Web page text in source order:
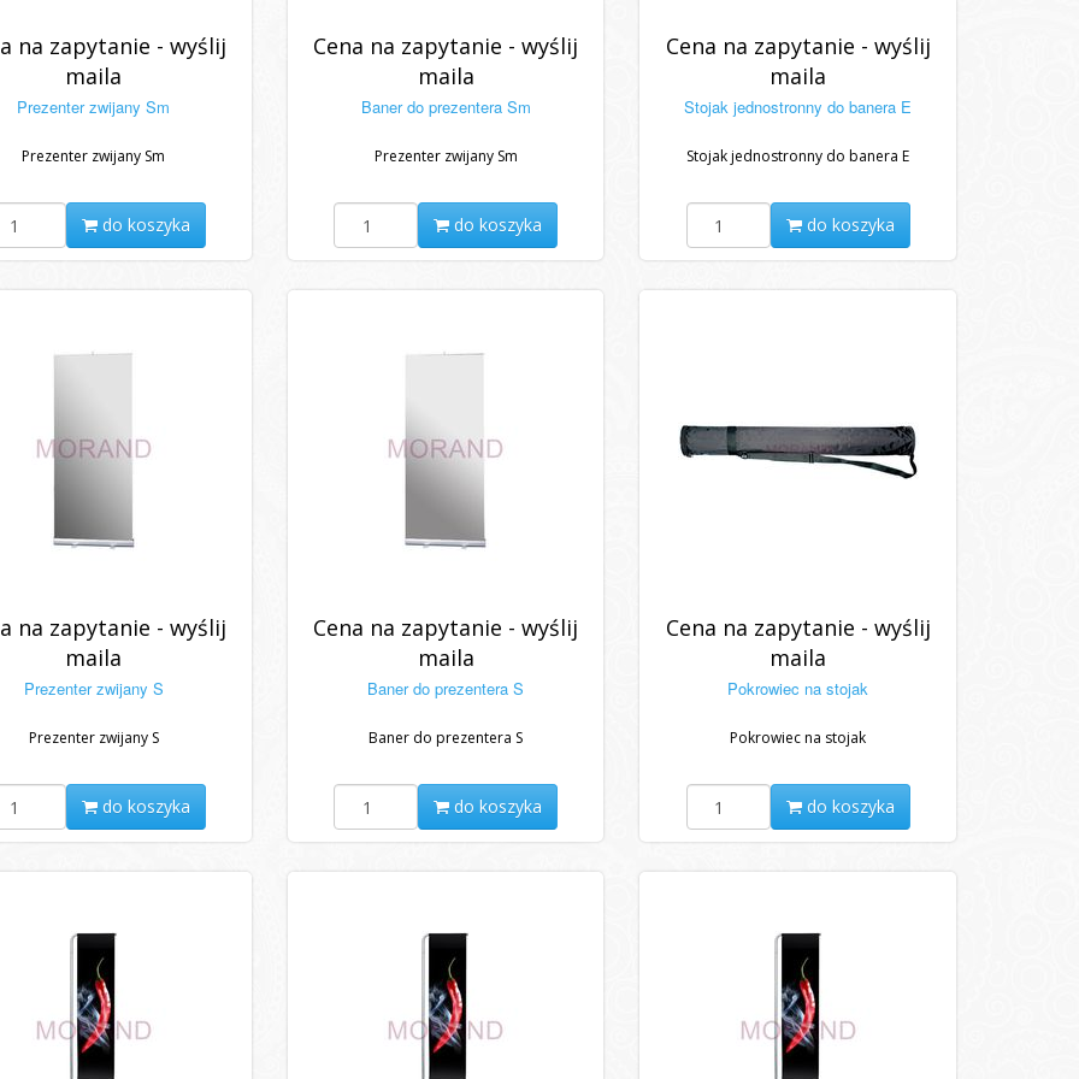
na zapytanie - wyślij
maila
Prezenter zwijany Sm
Prezenter zwijany Sm
do koszyka
Cena na zapytanie - wyślij
maila
Baner do prezentera Sm
Prezenter zwijany Sm
do koszyka
Cena na zapytanie - wyślij
maila
Stojak jednostronny do banera E
Stojak jednostronny do banera E
do koszyka
na zapytanie - wyślij
maila
Prezenter zwijany S
Prezenter zwijany S
do koszyka
Cena na zapytanie - wyślij
maila
Baner do prezentera S
Baner do prezentera S
do koszyka
Cena na zapytanie - wyślij
maila
Pokrowiec na stojak
Pokrowiec na stojak
do koszyka